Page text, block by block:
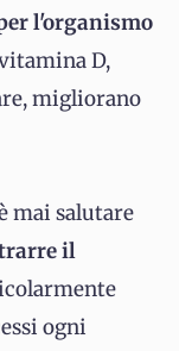
l'organismo
D,
migliorano
mai salutare
il
ogni